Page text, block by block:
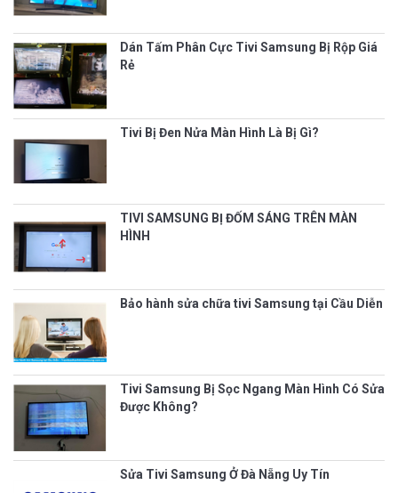
Dán Tấm Phân Cực Tivi Samsung Bị Rộp Giá
Rẻ
Tivi Bị Đen Nửa Màn Hình Là Bị Gì?
TIVI SAMSUNG BỊ ĐỐM SÁNG TRÊN MÀN
HÌNH
Bảo hành sửa chữa tivi Samsung tại Cầu Diễn
Tivi Samsung Bị Sọc Ngang Màn Hình Có Sửa
Được Không?
Sửa Tivi Samsung Ở Đà Nẵng Uy Tín